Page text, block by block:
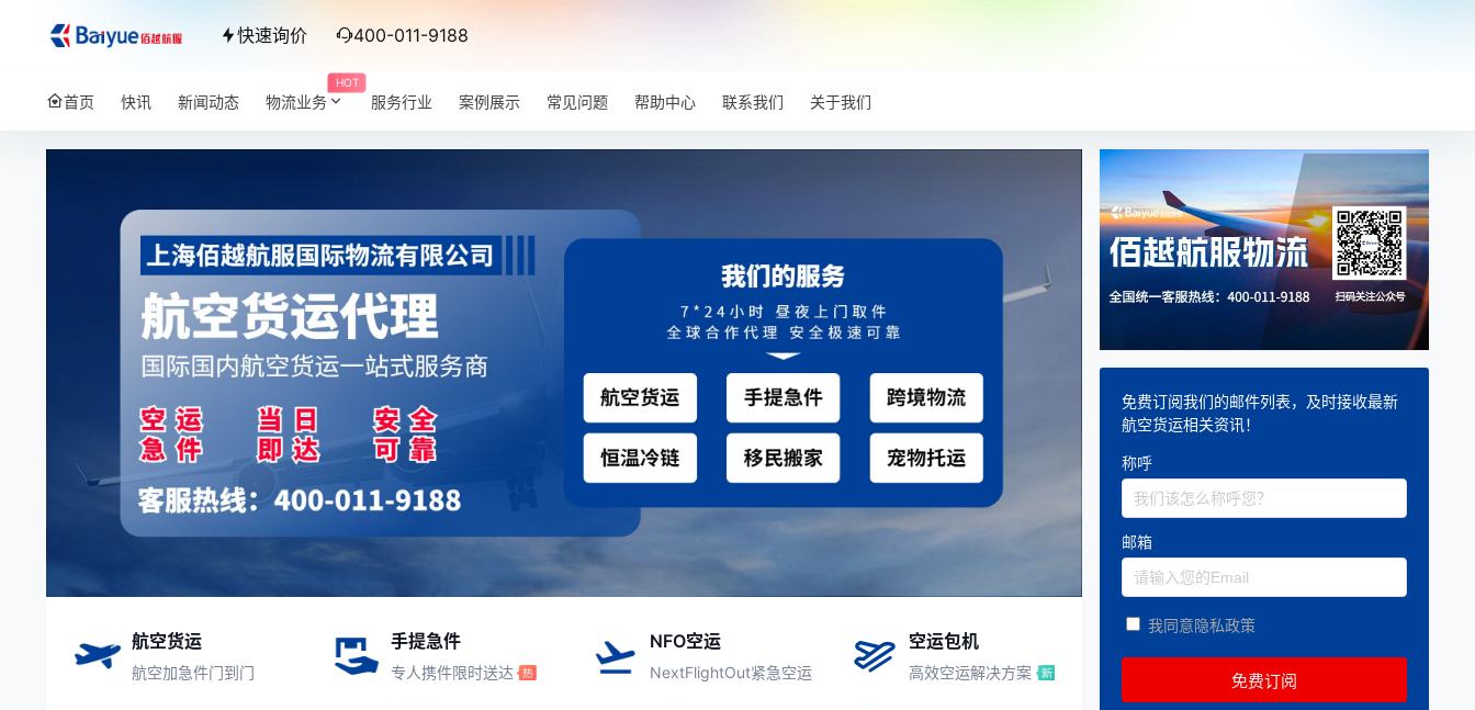
快速询价 400-011-9188
首页 快讯 新闻动态
HOT
物流业务 服务行业 案例展示 常见问题 帮助中心 联系我们 关于我们
航空货运
航空加急件门到门
手提急件
专人携件限时送达
NFO空运
NextFlightOut紧急空运
空运包机
高效空运解决方案
免费订阅我们的邮件列表，及时接收最新
航空货运相关资讯！
称呼
邮箱
我同意隐私政策